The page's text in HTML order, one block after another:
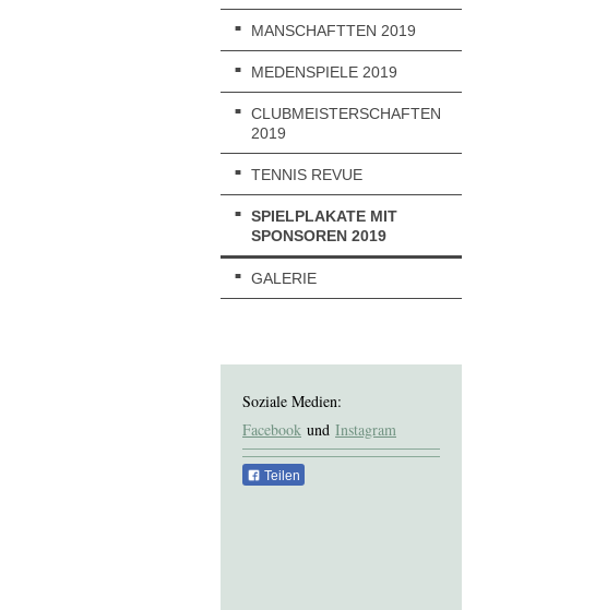
MANSCHAFTTEN 2019
MEDENSPIELE 2019
CLUBMEISTERSCHAFTEN
2019
TENNIS REVUE
SPIELPLAKATE MIT
SPONSOREN 2019
GALERIE
Soziale Medien:
Facebook und Instagram
Teilen